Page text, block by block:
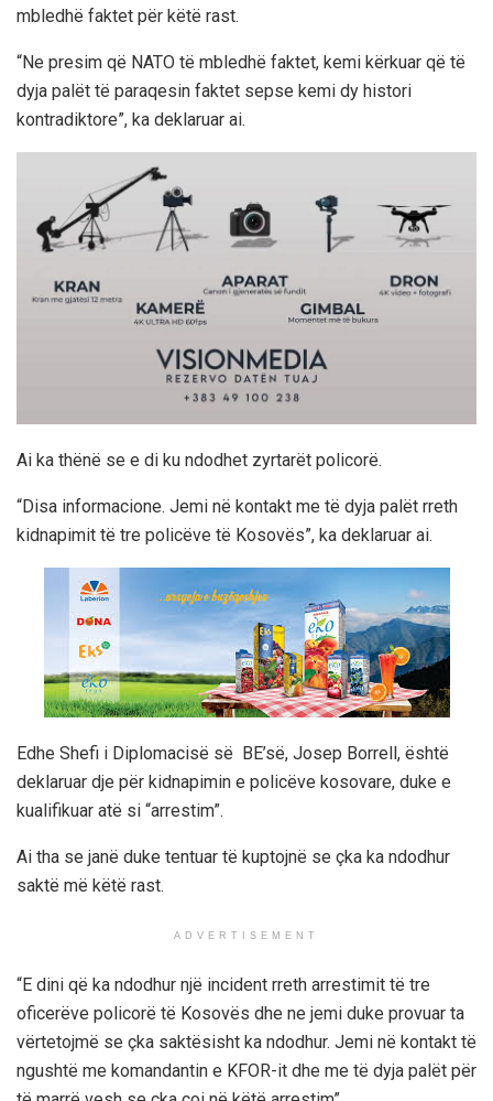
mbledhë faktet për këtë rast.
“Ne presim që NATO të mbledhë faktet, kemi kërkuar që të
dyja palët të paraqesin faktet sepse kemi dy histori
kontradiktore”, ka deklaruar ai.
Ai ka thënë se e di ku ndodhet zyrtarët policorë.
“Disa informacione. Jemi në kontakt me të dyja palët rreth
kidnapimit të tre policëve të Kosovës”, ka deklaruar ai.
Edhe Shefi i Diplomacisë së BE’së, Josep Borrell, është
deklaruar dje për kidnapimin e policëve kosovare, duke e
kualifikuar atë si “arrestim”.
Ai tha se janë duke tentuar të kuptojnë se çka ka ndodhur
saktë më këtë rast.
ADVERTISEMENT
“E dini që ka ndodhur një incident rreth arrestimit të tre
oficerëve policorë të Kosovës dhe ne jemi duke provuar ta
vërtetojmë se çka saktësisht ka ndodhur. Jemi në kontakt të
ngushtë me komandantin e KFOR-it dhe me të dyja palët për